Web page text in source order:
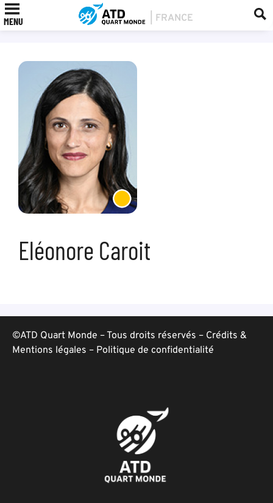
MENU
Eléonore Caroit
©ATD Quart Monde – Tous droits réservés – Crédits &
Mentions légales – Politique de confidentialité